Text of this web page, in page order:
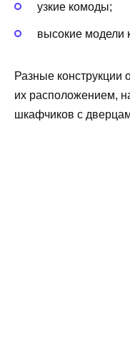
узкие комоды;
высокие модели
Разные конструкции
их расположением,
шкафчиков с